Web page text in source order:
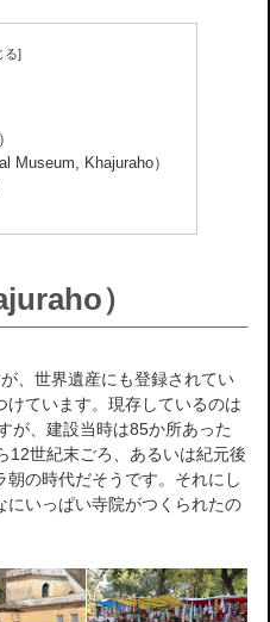
Museum, Khajuraho）
）
、世界遺産にも登録されてい
ています。現存しているのは
が、建設当時は85か所あった
12世紀末ごろ、あるいは紀元後
の時代だそうです。それにし
にいっぱい寺院がつくられたの